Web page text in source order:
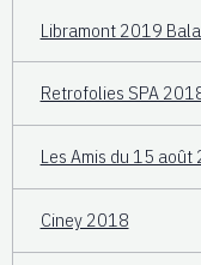
Libramont 2019
Retrofolies SPA
Les Amis du 15 août
Ciney 2018